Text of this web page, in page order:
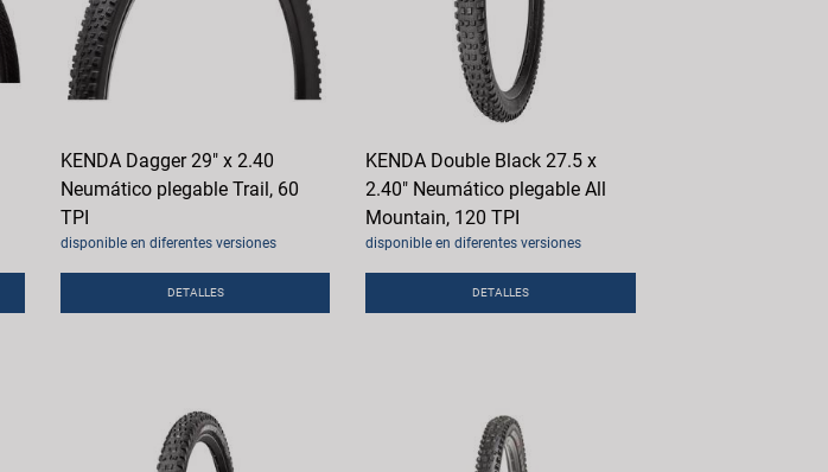
KENDA Dagger 29" x 2.40
Neumático plegable Trail, 60
TPI
disponible en diferentes versiones
DETALLES
KENDA Double Black 27.5 x
2.40" Neumático plegable All
Mountain, 120 TPI
disponible en diferentes versiones
DETALLES